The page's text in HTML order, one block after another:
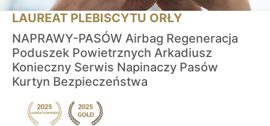
LAUREAT PLEBISCYTU ORŁY
NAPRAWY-PASÓW Airbag Regeneracja
Poduszek Powietrznych Arkadiusz
Konieczny Serwis Napinaczy Pasów
Kurtyn Bezpieczeństwa